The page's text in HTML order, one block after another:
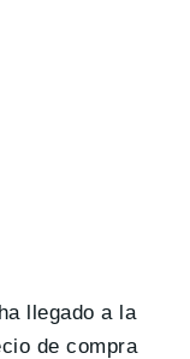
llegado a la
de compra